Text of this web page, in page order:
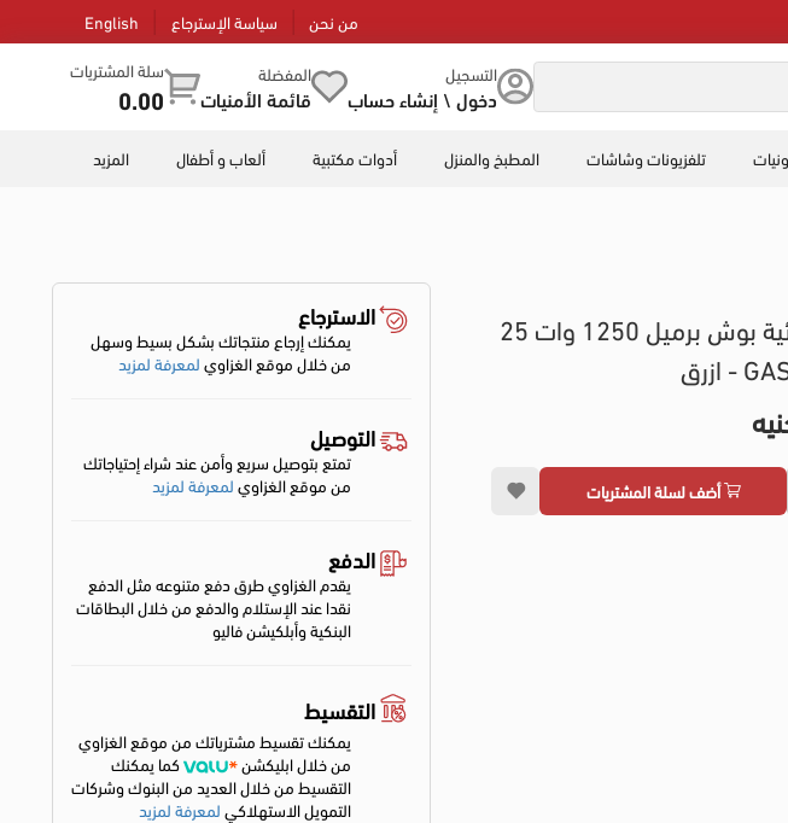
من نحن سياسة الإسترجاع English
التسجيل
دخول \ إنشاء حساب
المفضلة
قائمة الأمنيات
سلة المشتريات
0.00
تلفزيونات وشاشات المطبخ والمنزل أدوات مكتبية ألعاب و أطفال المزيد
مكنسة كهربائية بوش برميل 1250 وات 25
أضف لسلة المشتريات
الاسترجاع
يمكنك إرجاع منتجاتك بشكل بسيط وسهل
من خلال موقع الغزاويلمعرفة لمزيد
التوصيل
تمتع بتوصيل سريع وأمن عند شراء إحتياجاتك
من موقع الغزاويلمعرفة لمزيد
الدفع
يقدم الغزاوي طرق دفع متنوعه مثل الدفع
نقدا عند الإستلام والدفع من خلال البطاقات
البنكية وأبلكيشن فاليو
التقسيط
يمكنك تقسيط مشترياتك من موقع الغزاوي
من خلال ابليكشن
كما يمكنك
التقسيط من خلال العديد من البنوك وشركات
التمويل الاستهلاكيلمعرفة لمزيد